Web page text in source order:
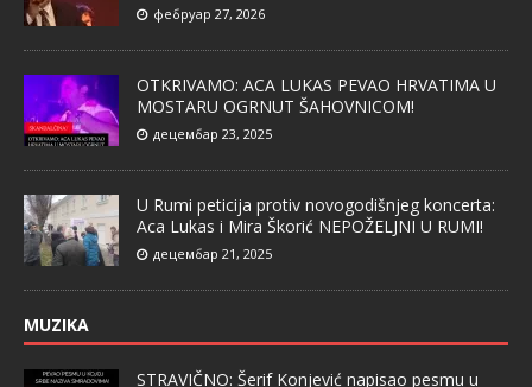
фебруар 27, 2026
OTKRIVAMO: ACA LUKAS PEVAO HRVATIMA U
MOSTARU OGRNUT ŠAHOVNICOM!
децембар 23, 2025
U Rumi peticija protiv novogodišnjeg koncerta:
Aca Lukas i Mira Škorić NEPOŽELJNI U RUMI!
децембар 21, 2025
MUZIKA
STRAVIČNO: Šerif Konjević napisao pesmu u